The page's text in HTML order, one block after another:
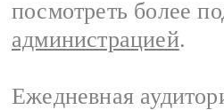
посмотреть более
администрацией.
Ежедневная